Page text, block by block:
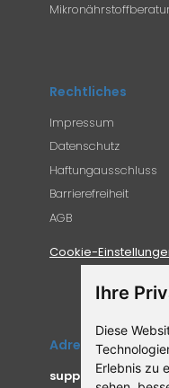
Ihre
Diese
Erlebnis zu
Rechtliches
Impressum
Datenschutz
Haftungausschluss
Barrierefreiheit
AGB
Cookie-
Adresse
supplemento.de